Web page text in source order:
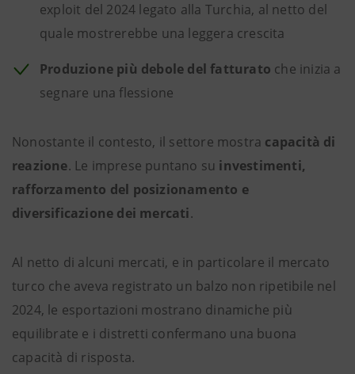
exploit del 2024 legato alla Turchia, al netto del
quale mostrerebbe una leggera crescita
Produzione più debole del fatturato che inizia a
segnare una flessione
Nonostante il contesto, il settore mostra capacità di
reazione. Le imprese puntano su investimenti,
rafforzamento del posizionamento e
diversificazione dei mercati.
Al netto di alcuni mercati, e in particolare il mercato
turco che aveva registrato un balzo non ripetibile nel
2024, le esportazioni mostrano dinamiche più
equilibrate e i distretti confermano una buona
capacità di risposta.